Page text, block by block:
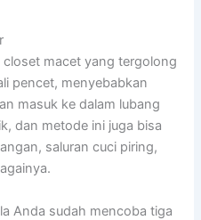
macet yang tergolong
pencet, menyebabkan
masuk ke dalam lubang
dan metode ini juga bisa
saluran cuci piring,
Anda sudah mencoba tiga